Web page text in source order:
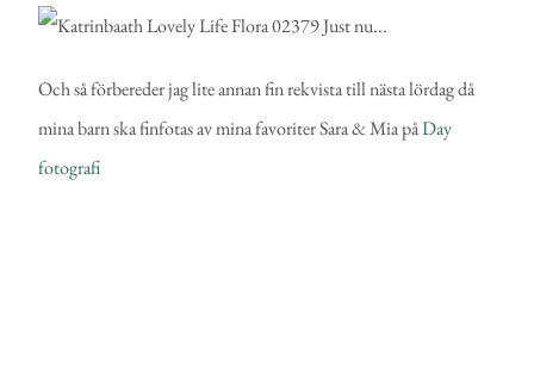
Och så förbereder jag lite annan fin rekvista till nästa lördag då
mina barn ska finfotas av mina favoriter Sara & Mia påDay
fotografi